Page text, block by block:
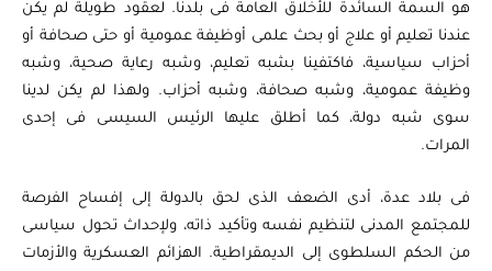
هو السمة السائدة للأخلاق العامة فى بلدنا. لعقود طويلة لم يكن
عندنا تعليم أو علاج أو بحث علمى أوظيفة عمومية أو حتى صحافة أو
أحزاب سياسية، فاكتفينا بشبه تعليم، وشبه رعاية صحية، وشبه
وظيفة عمومية، وشبه صحافة، وشبه أحزاب. ولهذا لم يكن لدينا
سوى شبه دولة، كما أطلق عليها الرئيس السيسى فى إحدى
المرات.
فى بلاد عدة، أدى الضعف الذى لحق بالدولة إلى إفساح الفرصة
للمجتمع المدنى لتنظيم نفسه وتأكيد ذاته، ولإحداث تحول سياسى
من الحكم السلطوى إلى الديمقراطية. الهزائم العسكرية والأزمات